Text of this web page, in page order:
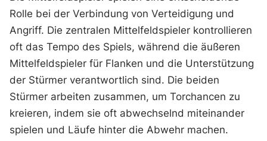
Rolle bei der Verbindung von Verteidigung und
Angriff. Die zentralen Mittelfeldspieler kontrollieren
oft das Tempo des Spiels, während die äußeren
Mittelfeldspieler für Flanken und die Unterstützung
der Stürmer verantwortlich sind. Die beiden
Stürmer arbeiten zusammen, um Torchancen zu
kreieren, indem sie oft abwechselnd miteinander
spielen und Läufe hinter die Abwehr machen.